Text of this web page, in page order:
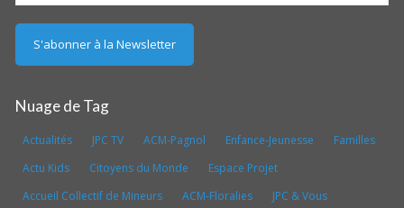
Nuage de Tag
Actualités JPC TV ACM-Pagnol Enfance-Jeunesse
Familles
Actu Kids
Citoyens du Monde
Espace Projet
Accueil Collectif de Mineurs
ACM-Floralies
JPC & Vous